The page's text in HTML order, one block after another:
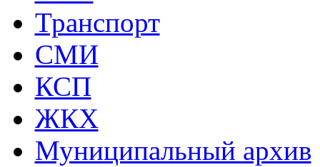
Транспорт
СМИ
КСП
ЖКХ
Муниципальный архив